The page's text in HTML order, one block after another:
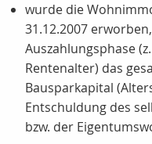
wurde die
31.12.2007
Auszahlungsphase
Rentenalter) das
Bausparkapital
Entschuldung des
bzw. der